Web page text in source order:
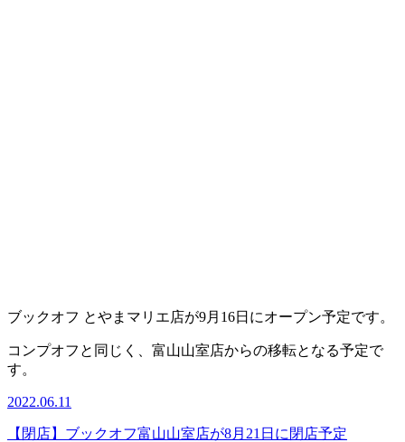
ブックオフ とやまマリエ店が9月16日にオープン予定です。
コンプオフと同じく、富山山室店からの移転となる予定で
す。
2022.06.11
【閉店】ブックオフ富山山室店が8月21日に閉店予定